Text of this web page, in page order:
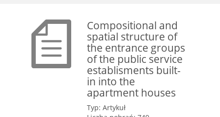
Compositional and
spatial structure of
the entrance groups
of the public service
establisments built-
in into the
apartment houses
Typ: Artykuł